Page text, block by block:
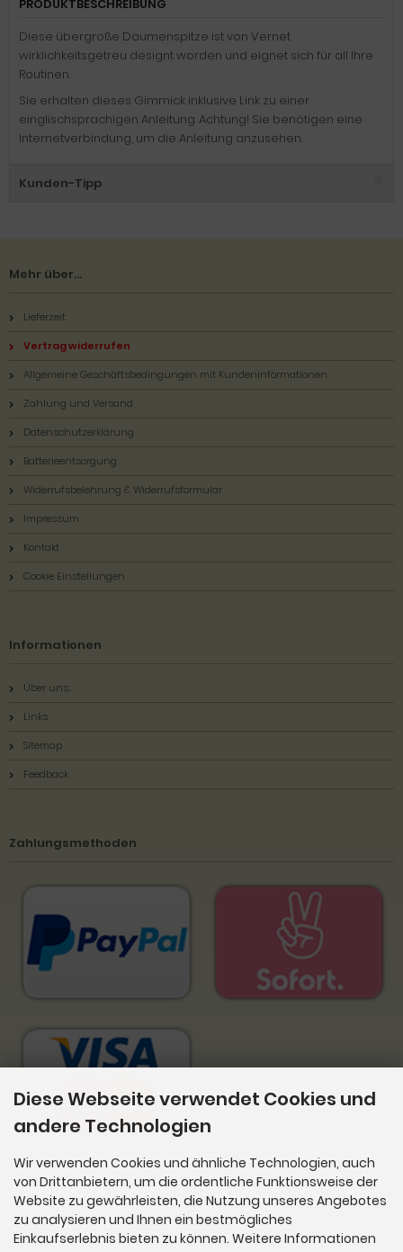
PRODUKTBESCHREIBUNG
Diese übergroße Daumenspitze ist von Vernet
wirklichkeitsgetreu designt worden und eignet sich für all Ihre
Routinen.
Sie erhalten dieses Gimmick inklusive Link zu einer
einglischsprachigen Anleitung. Achtung! Sie benötigen eine
Internetverbindung, um die Anleitung anzusehen.
Kunden-Tipp
Mehr über...
Lieferzeit
Vertrag widerrufen
Allgemeine Geschäftsbedingungen mit Kundeninformationen
Zahlung und Versand
Datenschutzerklärung
Batterieentsorgung
Widerrufsbelehrung & Widerrufsformular
Impressum
Kontakt
Cookie Einstellungen
Informationen
Über uns...
Links
Sitemap
Feedback
Zahlungsmethoden
Newsletter-Anmeldung
Diese Webseite verwendet Cookies und
andere Technologien
Wir verwenden Cookies und ähnliche Technologien, auch
von Drittanbietern, um die ordentliche Funktionsweise der
Website zu gewährleisten, die Nutzung unseres Angebotes
zu analysieren und Ihnen ein bestmögliches
Einkaufserlebnis bieten zu können. Weitere Informationen